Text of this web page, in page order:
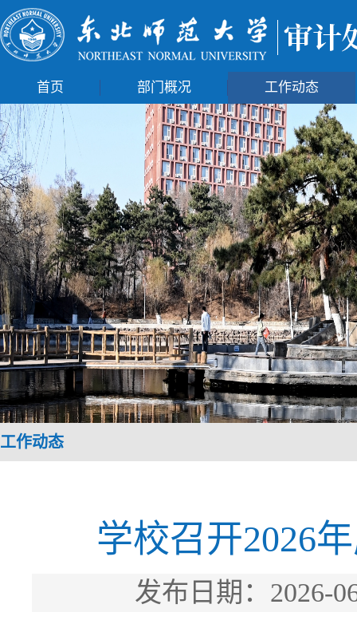
首页 部门概况 工作动态
工作动态
学校召开2026
发布日期：